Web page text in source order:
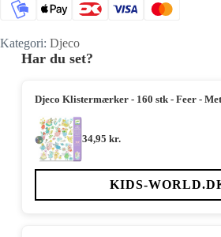
Kategori: Djeco
Har du set?
Djeco Klistermærker - 160 stk - Feer -
34,95 kr.
KIDS-